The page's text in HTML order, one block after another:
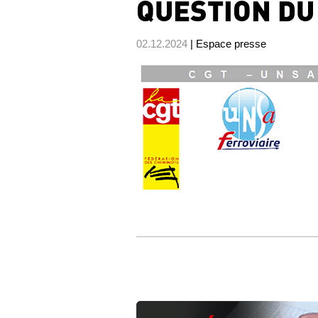
QUESTION
02.12.2024 | Espace presse